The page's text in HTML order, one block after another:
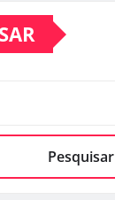
Pesquisar